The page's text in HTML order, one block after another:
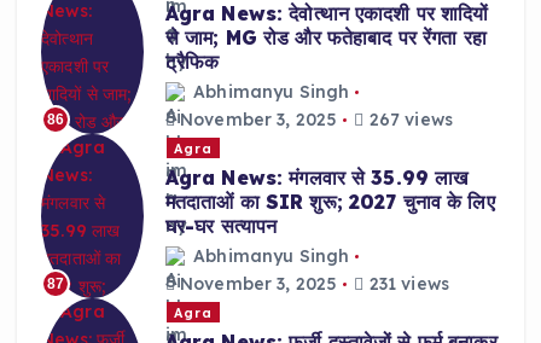
86
Agra News: देवोत्थान एकादशी पर शादियों
से जाम; MG रोड और फतेहाबाद पर रेंगता रहा
ट्रैफिक
Abhimanyu Singh
November 3, 2025
267 views
87
Agra
Agra News: मंगलवार से 35.99 लाख
मतदाताओं का SIR शुरू; 2027 चुनाव के लिए
घर-घर सत्यापन
Abhimanyu Singh
November 3, 2025
231 views
Agra